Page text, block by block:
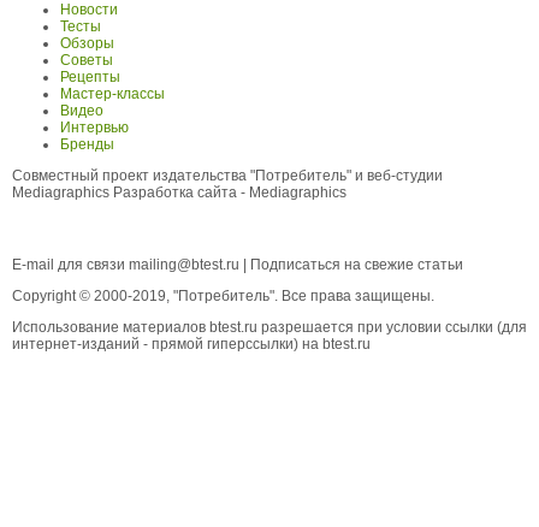
Новости
Тесты
Обзоры
Советы
Рецепты
Мастер-классы
Видео
Интервью
Бренды
Совместный проект издательства "Потребитель" и веб-студии
Mediagraphics Разработка сайта - Mediagraphics
E-mail для связи mailing@btest.ru
Подписаться на свежие статьи
Copyright © 2000-2019, "Потребитель". Все права защищены.
Использование материалов btest.ru разрешается при условии ссылки (для
интернет-изданий - прямой гиперссылки) на btest.ru